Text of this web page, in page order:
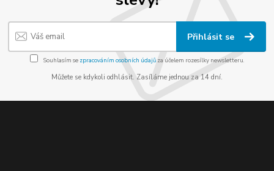
Přihlásit se
Souhlasím se zpracováním osobních údajůza účelem rozesílky newsletteru.
Můžete se kdykoli odhlásit. Zasíláme jednou za 14 dní.